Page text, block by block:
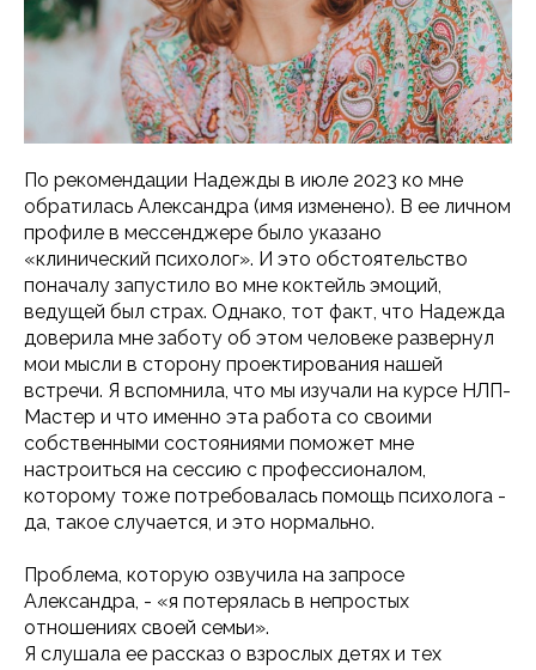
По рекомендации Надежды в июле 2023 ко мне
обратилась Александра (имя изменено). В ее личном
профиле в мессенджере было указано
«клинический психолог». И это обстоятельство
поначалу запустило во мне коктейль эмоций,
ведущей был страх. Однако, тот факт, что Надежда
доверила мне заботу об этом человеке развернул
мои мысли в сторону проектирования нашей
встречи. Я вспомнила, что мы изучали на курсе НЛП-
Мастер и что именно эта работа со своими
собственными состояниями поможет мне
настроиться на сессию с профессионалом,
которому тоже потребовалась помощь психолога -
да, такое случается, и это нормально.
Проблема, которую озвучила на запросе
Александра, - «я потерялась в непростых
отношениях своей семьи».
Я слушала ее рассказ о взрослых детях и тех